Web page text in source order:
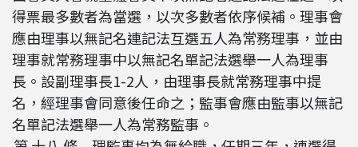
得票最多數者為當選，以次多數者依序候補。理事會
應由理事以無記名連記法互選五人為常務理事，並由
理事就常務理事中以無記名單記法選舉一人為理事
長。設副理事長1-2人，由理事長就常務理事中提
名，經理事會同意後任命之；監事會應由監事以無記
名單記法選舉一人為常務監事。